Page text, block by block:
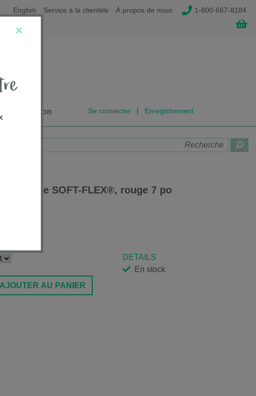
English Service à la clientèle À propos de nous 1-800-667-8184
Liquidation Se connecter Enregistrement
Ball de SOFT-FLEX®, rouge 7 po
AJOUTER AU PANIER
DETAILS
En stock
×